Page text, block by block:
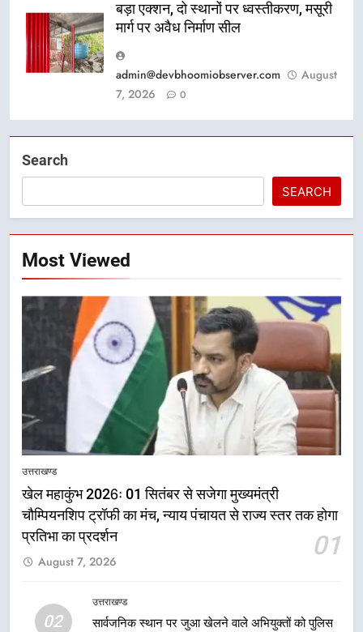
बड़ा एक्शन, दो स्थानों पर ध्वस्तीकरण, मसूरी
मार्ग पर अवैध निर्माण सील
admin@devbhoomiobserver.com
August
7, 2026
0
Search
SEARCH
Most Viewed
उत्तराखण्ड
खेल महाकुंभ 2026ः 01 सितंबर से सजेगा मुख्यमंत्री
चौम्पियनशिप ट्रॉफी का मंच, न्याय पंचायत से राज्य स्तर तक होगा
प्रतिभा का प्रदर्शन
01
August 7, 2026
02
उत्तराखण्ड
सार्वजनिक स्थान पर जुआ खेलने वाले अभियुक्तों को पुलिस
5